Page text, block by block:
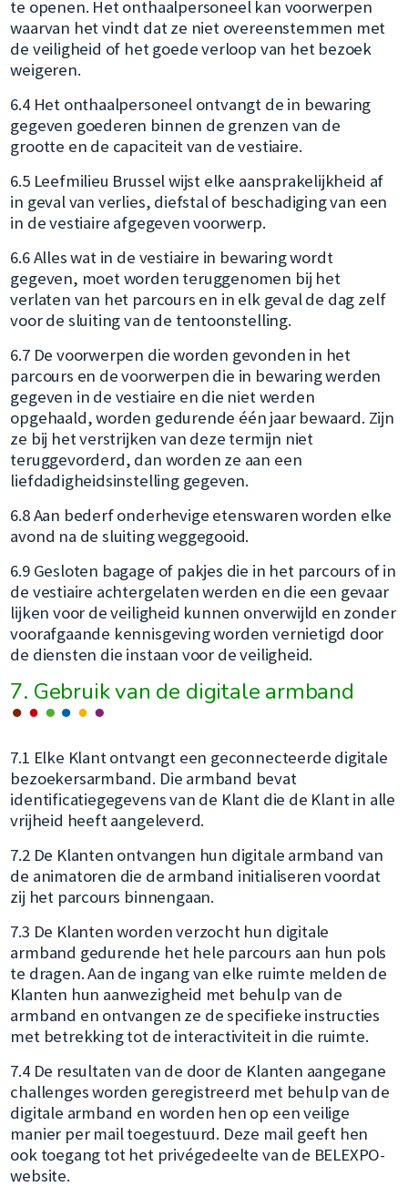
te openen. Het onthaalpersoneel kan voorwerpen
waarvan het vindt dat ze niet overeenstemmen met
de veiligheid of het goede verloop van het bezoek
weigeren.
6.4 Het onthaalpersoneel ontvangt de in bewaring
gegeven goederen binnen de grenzen van de
grootte en de capaciteit van de vestiaire.
6.5 Leefmilieu Brussel wijst elke aansprakelijkheid af
in geval van verlies, diefstal of beschadiging van een
in de vestiaire afgegeven voorwerp.
6.6 Alles wat in de vestiaire in bewaring wordt
gegeven, moet worden teruggenomen bij het
verlaten van het parcours en in elk geval de dag zelf
voor de sluiting van de tentoonstelling.
6.7 De voorwerpen die worden gevonden in het
parcours en de voorwerpen die in bewaring werden
gegeven in de vestiaire en die niet werden
opgehaald, worden gedurende één jaar bewaard. Zijn
ze bij het verstrijken van deze termijn niet
teruggevorderd, dan worden ze aan een
liefdadigheidsinstelling gegeven.
6.8 Aan bederf onderhevige etenswaren worden elke
avond na de sluiting weggegooid.
6.9 Gesloten bagage of pakjes die in het parcours of in
de vestiaire achtergelaten werden en die een gevaar
lijken voor de veiligheid kunnen onverwijld en zonder
voorafgaande kennisgeving worden vernietigd door
de diensten die instaan voor de veiligheid.
7. Gebruik van de digitale armband
7.1 Elke Klant ontvangt een geconnecteerde digitale
bezoekersarmband. Die armband bevat
identificatiegegevens van de Klant die de Klant in alle
vrijheid heeft aangeleverd.
7.2 De Klanten ontvangen hun digitale armband van
de animatoren die de armband initialiseren voordat
zij het parcours binnengaan.
7.3 De Klanten worden verzocht hun digitale
armband gedurende het hele parcours aan hun pols
te dragen. Aan de ingang van elke ruimte melden de
Klanten hun aanwezigheid met behulp van de
armband en ontvangen ze de specifieke instructies
met betrekking tot de interactiviteit in die ruimte.
7.4 De resultaten van de door de Klanten aangegane
challenges worden geregistreerd met behulp van de
digitale armband en worden hen op een veilige
manier per mail toegestuurd. Deze mail geeft hen
ook toegang tot het privégedeelte van de BELEXPO-
website.